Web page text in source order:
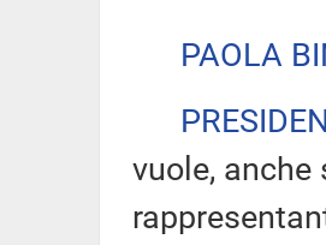
PAOLA
vuole, anche